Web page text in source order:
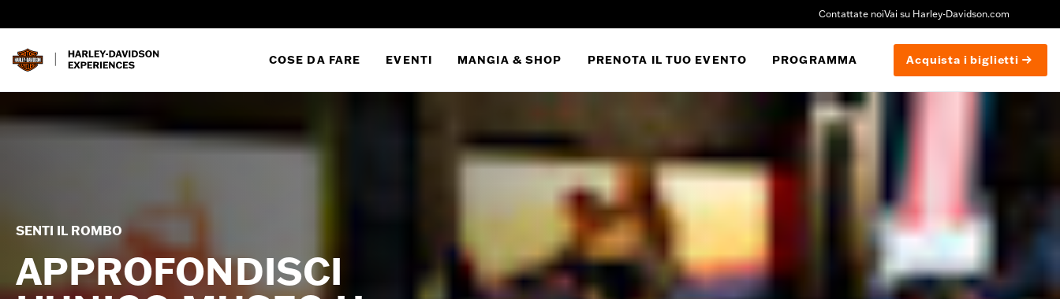
Contattate noiVai su Harley-Davidson.com
COSE DA FARE EVENTI MANGIA & SHOP PRENOTA IL TUO EVENTO PROGRAMMA Acquista i biglietti
SENTI IL ROMBO
APPROFONDISCI